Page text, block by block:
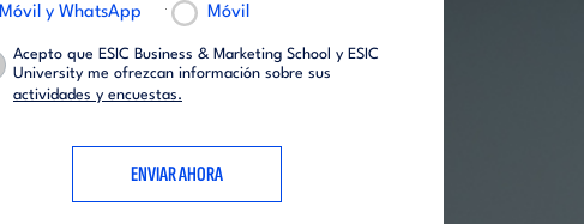
Móvil y WhatsApp Móvil
Acepto que ESIC Business & Marketing School y ESIC
University me ofrezcan información sobre sus
actividades y encuestas.